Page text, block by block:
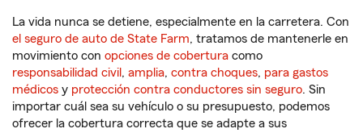
La vida nunca se detiene, especialmente en la carretera. Con
el seguro de auto de State Farm, tratamos de mantenerle en
movimiento con opciones de cobertura como
responsabilidad civil , amplia, contra choques, para gastos
médicos y protección contra conductores sin seguro. Sin
importar cuál sea su vehículo o su presupuesto, podemos
ofrecer la cobertura correcta que se adapte a sus